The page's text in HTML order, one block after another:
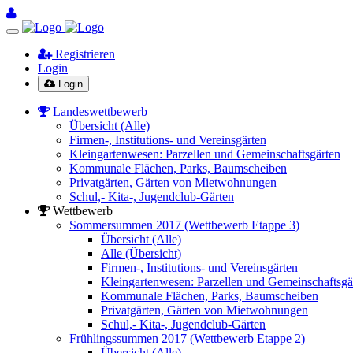
Registrieren
Login
Login
Landeswettbewerb
Übersicht (Alle)
Firmen-, Institutions- und Vereinsgärten
Kleingartenwesen: Parzellen und Gemeinschaftsgärten
Kommunale Flächen, Parks, Baumscheiben
Privatgärten, Gärten von Mietwohnungen
Schul,- Kita-, Jugendclub-Gärten
Wettbewerb
Sommersummen 2017 (Wettbewerb Etappe 3)
Übersicht (Alle)
Alle (Übersicht)
Firmen-, Institutions- und Vereinsgärten
Kleingartenwesen: Parzellen und
Kommunale Flächen, Parks, Baumscheiben
Privatgärten, Gärten von Mietwohnungen
Schul,- Kita-, Jugendclub-Gärten
Frühlingssummen 2017 (Wettbewerb Etappe 2)